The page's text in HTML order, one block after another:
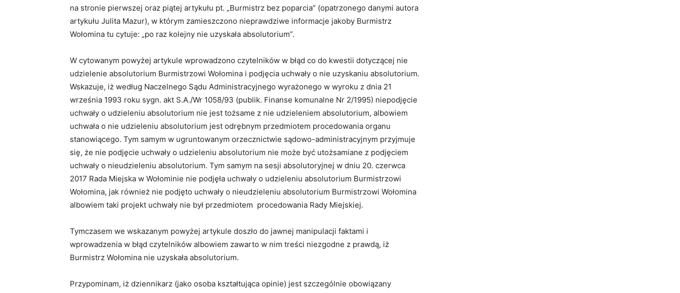
na stronie pierwszej oraz piątej artykułu pt. „Burmistrz bez poparcia” (opatrzonego danymi autora
artykułu Julita Mazur), w którym zamieszczono nieprawdziwe informacje jakoby Burmistrz
Wołomina tu cytuje: „po raz kolejny nie uzyskała absolutorium”.
W cytowanym powyżej artykule wprowadzono czytelników w błąd co do kwestii dotyczącej nie
udzielenie absolutorium Burmistrzowi Wołomina i podjęcia uchwały o nie uzyskaniu absolutorium.
Wskazuje, iż według Naczelnego Sądu Administracyjnego wyrażonego w wyroku z dnia 21
września 1993 roku sygn. akt S.A./Wr 1058/93 (publik. Finanse komunalne Nr 2/1995) niepodjęcie
uchwały o udzieleniu absolutorium nie jest tożsame z nie udzieleniem absolutorium, albowiem
uchwała o nie udzieleniu absolutorium jest odrębnym przedmiotem procedowania organu
stanowiącego. Tym samym w ugruntowanym orzecznictwie sądowo-administracyjnym przyjmuje
się, że nie podjęcie uchwały o udzieleniu absolutorium nie może być utożsamiane z podjęciem
uchwały o nieudzieleniu absolutorium. Tym samym na sesji absolutoryjnej w dniu 20. czerwca
2017 Rada Miejska w Wołominie nie podjęła uchwały o udzieleniu absolutorium Burmistrzowi
Wołomina, jak również nie podjęto uchwały o nieudzieleniu absolutorium Burmistrzowi Wołomina
albowiem taki projekt uchwały nie był przedmiotem procedowania Rady Miejskiej.
Tymczasem we wskazanym powyżej artykule doszło do jawnej manipulacji faktami i
wprowadzenia w błąd czytelników albowiem zawarto w nim treści niezgodne z prawdą, iż
Burmistrz Wołomina nie uzyskała absolutorium.
Przypominam, iż dziennikarz (jako osoba kształtująca opinie) jest szczególnie obowiązany